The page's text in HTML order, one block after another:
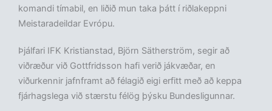
komandi tímabil, en liðið mun taka þátt í riðlakeppni
Meistaradeildar Evrópu.
Þjálfari IFK Kristianstad, Björn Sätherström, segir að
viðræður við Gottfridsson hafi verið jákvæðar, en
viðurkennir jafnframt að félagið eigi erfitt með að keppa
fjárhagslega við stærstu félög þýsku Bundesligunnar.